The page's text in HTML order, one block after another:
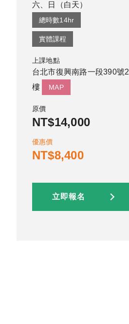
六、日
（白天）
總時數14hr
實體課程
上課地點
台北市復興南路一段390號2
樓
MAP
原價
NT$14,000
優惠價
NT$8,400
立即報名